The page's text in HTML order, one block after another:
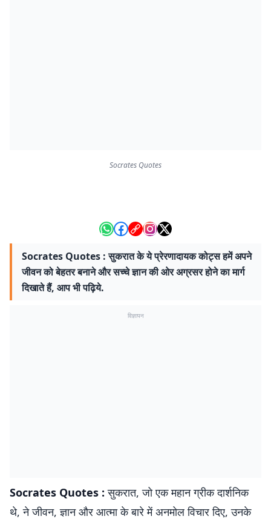
Socrates Quotes
Socrates Quotes : सुकरात के ये प्रेरणादायक कोट्स हमें अपने
जीवन को बेहतर बनाने और सच्चे ज्ञान की ओर अग्रसर होने का मार्ग
दिखाते हैं, आप भी पढ़िये.
विज्ञापन
Socrates Quotes :सुकरात, जो एक महान ग्रीक दार्शनिक
थे, ने जीवन, ज्ञान और आत्मा के बारे में अनमोल विचार दिए, उनके